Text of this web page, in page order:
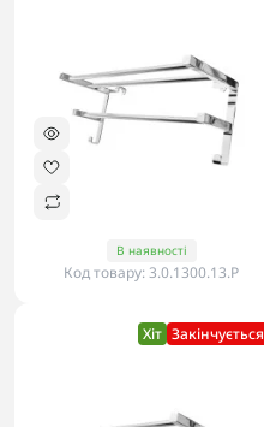
В наявності
Код товару: 3.0.1300.13.P
Хіт Закінчується